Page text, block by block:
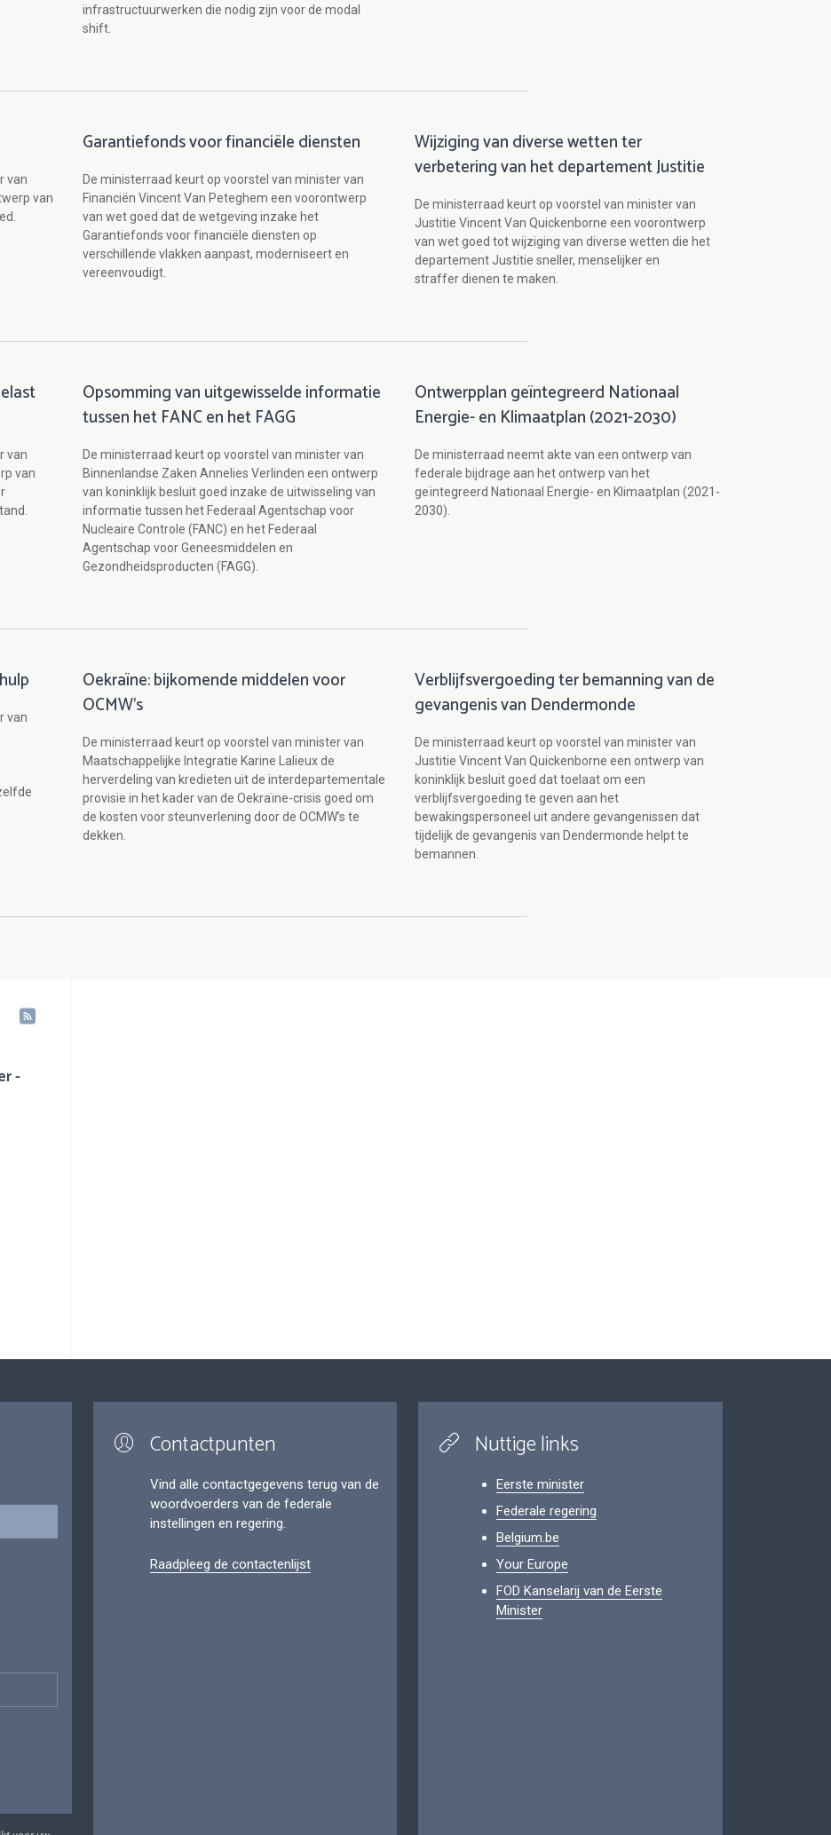
infrastructuurwerken die nodig zijn voor de modal
shift.
van
van
Garantiefonds voor financiële diensten
De ministerraad keurt op voorstel van minister van
Financiën Vincent Van Peteghem een voorontwerp
van wet goed dat de wetgeving inzake het
Garantiefonds voor financiële diensten op
verschillende vlakken aanpast, moderniseert en
vereenvoudigt.
Wijziging van diverse wetten ter
verbetering van het departement Justitie
De ministerraad keurt op voorstel van minister van
Justitie Vincent Van Quickenborne een voorontwerp
van wet goed tot wijziging van diverse wetten die het
departement Justitie sneller, menselijker en
straffer dienen te maken.
van
van
Opsomming van uitgewisselde informatie
tussen het FANC en het FAGG
De ministerraad keurt op voorstel van minister van
Binnenlandse Zaken Annelies Verlinden een ontwerp
van koninklijk besluit goed inzake de uitwisseling van
informatie tussen het Federaal Agentschap voor
Nucleaire Controle (FANC) en het Federaal
Agentschap voor Geneesmiddelen en
Gezondheidsproducten (FAGG).
Ontwerpplan geïntegreerd Nationaal
Energie- en Klimaatplan (2021-2030)
De ministerraad neemt akte van een ontwerp van
federale bijdrage aan het ontwerp van het
geïntegreerd Nationaal Energie- en Klimaatplan (2021-
2030).
van
Oekraïne: bijkomende middelen voor
OCMW's
De ministerraad keurt op voorstel van minister van
Maatschappelijke Integratie Karine Lalieux de
herverdeling van kredieten uit de interdepartementale
provisie in het kader van de Oekraïne-crisis goed om
de kosten voor steunverlening door de OCMW’s te
dekken.
Verblijfsvergoeding ter bemanning van de
gevangenis van Dendermonde
De ministerraad keurt op voorstel van minister van
Justitie Vincent Van Quickenborne een ontwerp van
koninklijk besluit goed dat toelaat om een
verblijfsvergoeding te geven aan het
bewakingspersoneel uit andere gevangenissen dat
tijdelijk de gevangenis van Dendermonde helpt te
bemannen.
-
Contactpunten
Vind alle contactgegevens terug van de
woordvoerders van de federale
instellingen en regering.
Raadpleeg de contactenlijst
Nuttige links
Eerste minister
Federale regering
Belgium.be
Your Europe
FOD Kanselarij van de Eerste
Minister